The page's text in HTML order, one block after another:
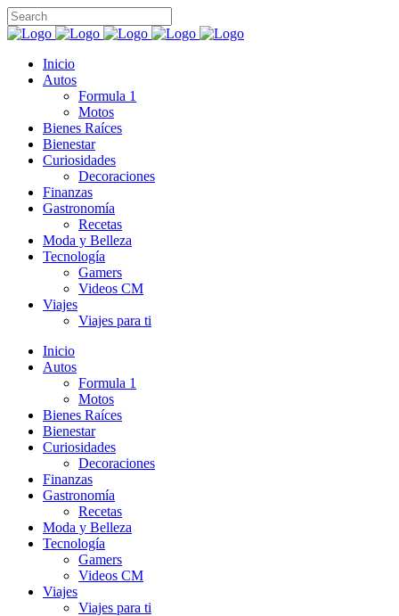
Inicio
Autos
Formula 1
Motos
Bienes Raíces
Bienestar
Curiosidades
Decoraciones
Finanzas
Gastronomía
Recetas
Moda y Belleza
Tecnología
Gamers
Videos CM
Viajes
Viajes para ti
Inicio
Autos
Formula 1
Motos
Bienes Raíces
Bienestar
Curiosidades
Decoraciones
Finanzas
Gastronomía
Recetas
Moda y Belleza
Tecnología
Gamers
Videos CM
Viajes
Viajes para ti